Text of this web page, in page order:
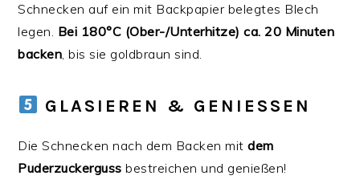
Schnecken auf ein mit Backpapier belegtes Blech
legen. Bei 180°C (Ober-/Unterhitze) ca. 20 Minuten
backen, bis sie goldbraun sind.
GLASIEREN & GENIESSEN
Die Schnecken nach dem Backen mitdem
Puderzuckerguss bestreichen und genießen!